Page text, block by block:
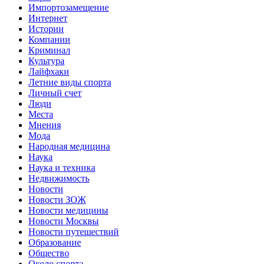
Импортозамещение
Интернет
Истории
Компании
Криминал
Культура
Лайфхаки
Летние виды спорта
Личный счет
Люди
Места
Мнения
Мода
Народная медицина
Наука
Наука и техника
Недвижимость
Новости
Новости ЗОЖ
Новости медицины
Новости Москвы
Новости путешествий
Образование
Общество